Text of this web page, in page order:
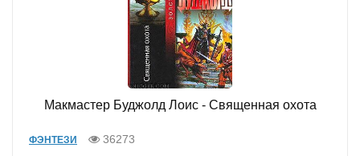
Макмастер Буджолд Лоис - Священная охота
ФЭНТЕЗИ
36273